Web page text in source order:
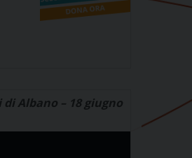
Albano – 18 giugno